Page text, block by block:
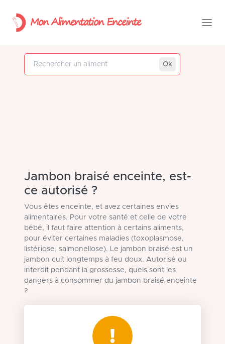
Mon Alimentation Enceinte
Rechercher un aliment
Ok
Jambon braisé enceinte, est-
ce autorisé ?
Vous êtes enceinte, et avez certaines envies
alimentaires. Pour votre santé et celle de votre
bébé, il faut faire attention à certains aliments,
pour éviter certaines maladies (toxoplasmose,
listériose, salmonellose). Le jambon braisé est un
jambon cuit longtemps à feu doux. Autorisé ou
interdit pendant la grossesse, quels sont les
dangers à consommer du jambon braisé enceinte
?